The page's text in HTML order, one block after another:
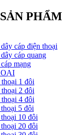
PHẨM
cáp điện thoại
cáp quang
mạng
1 đôi
2 đôi
4 đôi
5 đôi
10 đôi
20 đôi